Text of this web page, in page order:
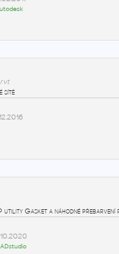
sítě
utility Gasket a náhodné přebarvení